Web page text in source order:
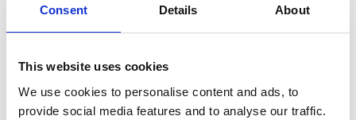
Consent Details About
This website uses cookies
We use cookies to personalise content and ads, to
provide social media features and to analyse our traffic.
Opslaan in favorieten